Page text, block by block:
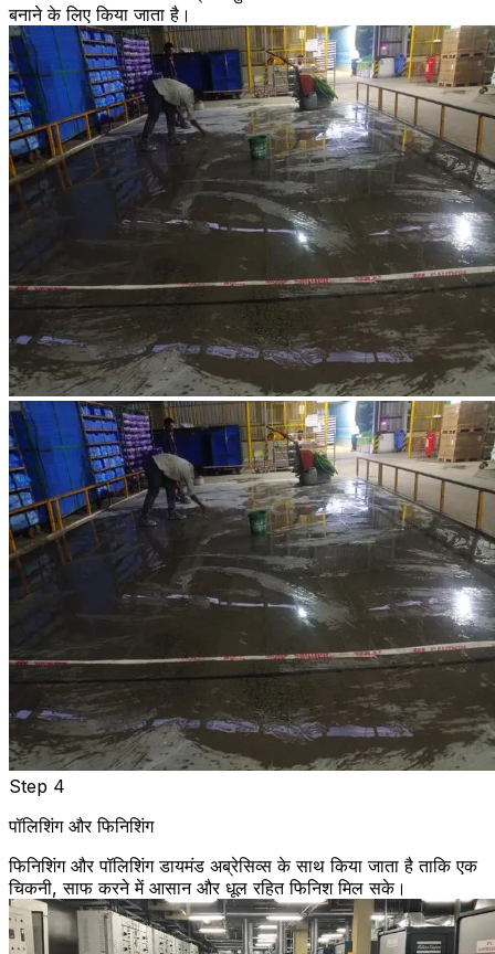
बनाने के लिए किया जाता है।
Step 4
पॉलिशिंग और फिनिशिंग
फिनिशिंग और पॉलिशिंग डायमंड अब्रेसिव्स के साथ किया जाता है ताकि एक
चिकनी, साफ करने में आसान और धूल रहित फिनिश मिल सके।